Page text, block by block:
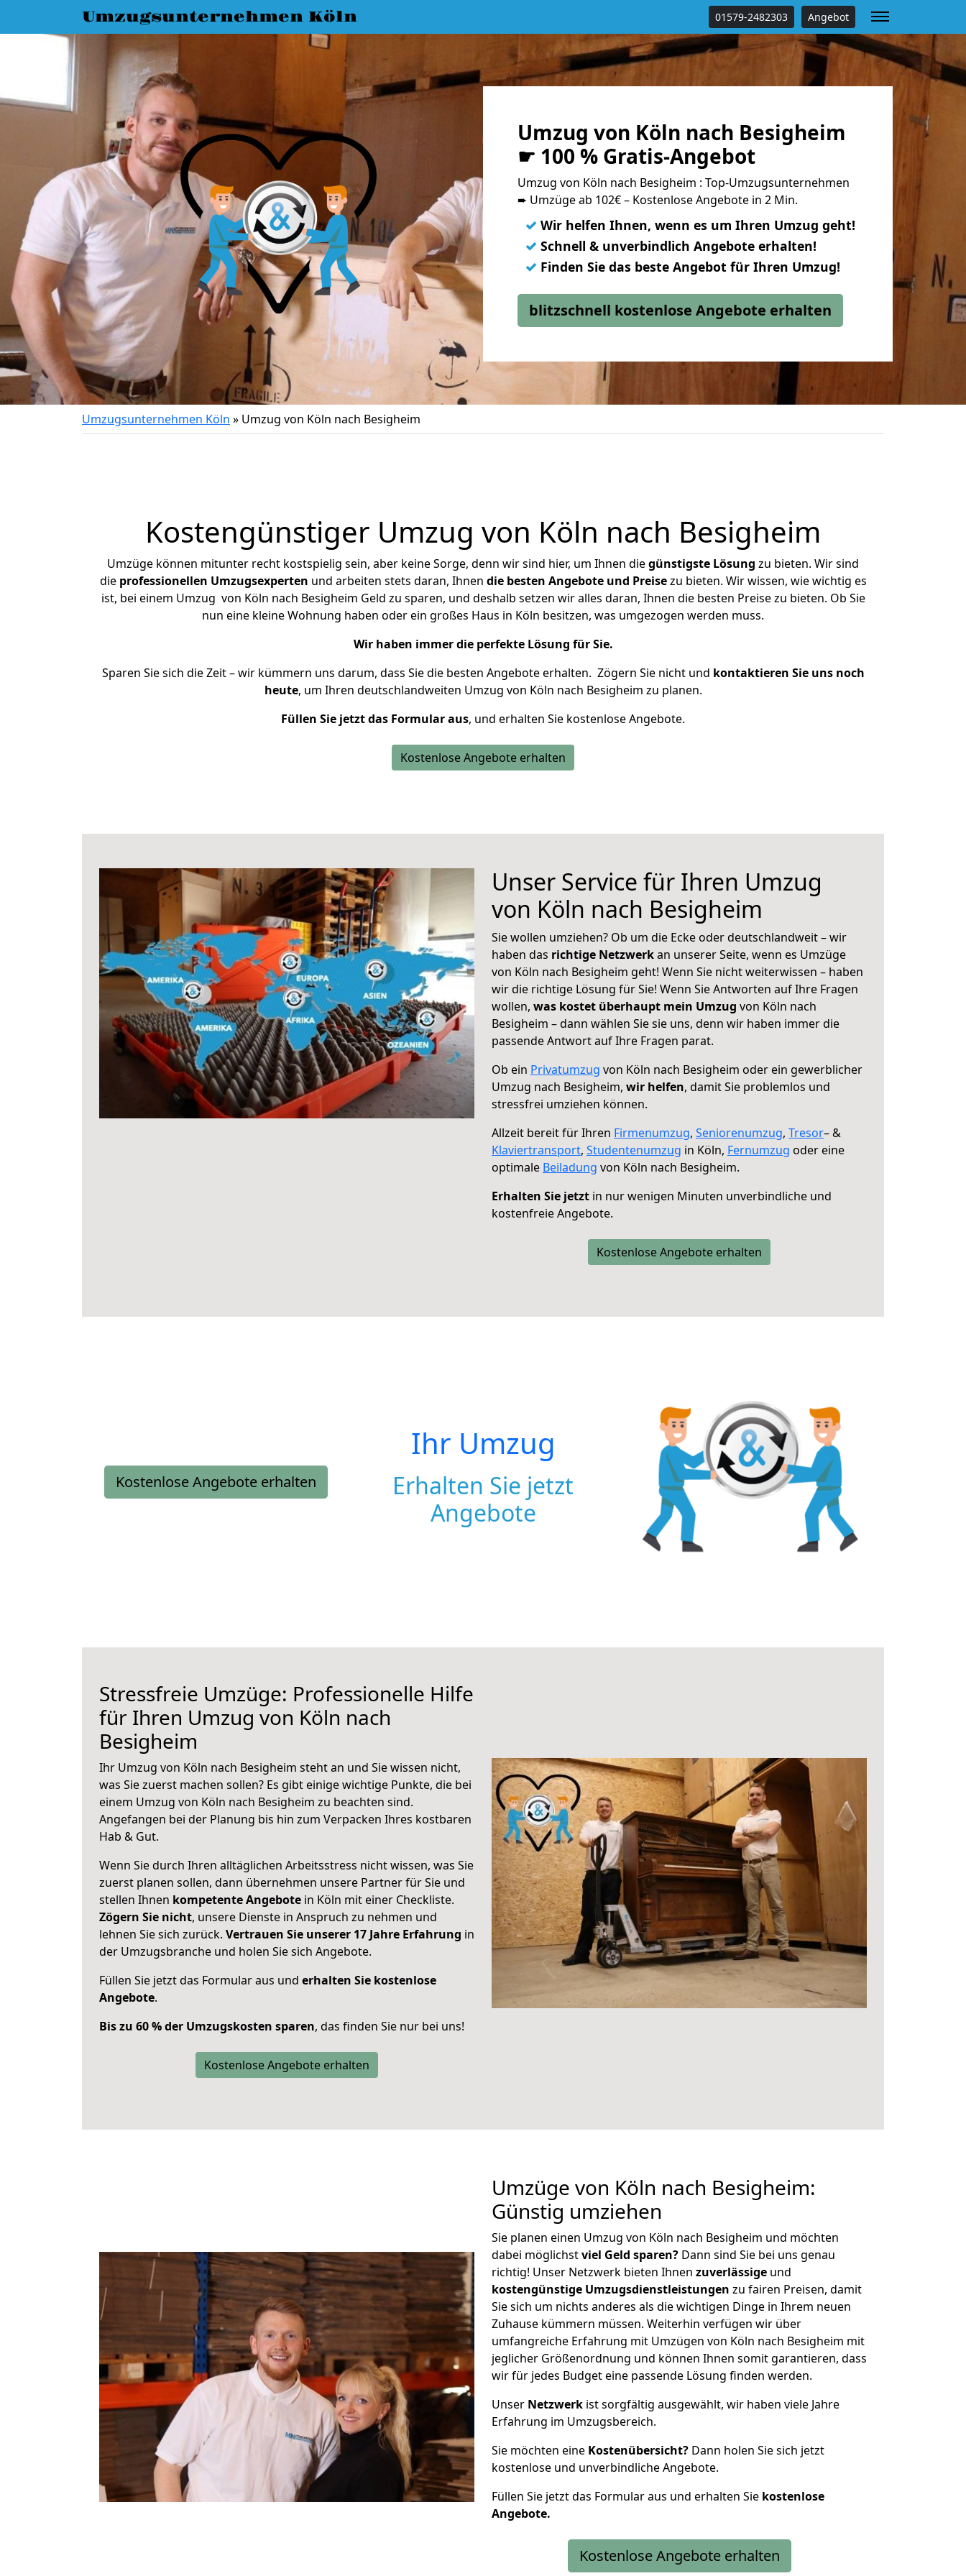
Umzugsunternehmen Köln 01579-2482303 Angebot
Umzug von Köln nach Besigheim
☛ 100 % Gratis-Angebot
Umzug von Köln nach Besigheim : Top-Umzugsunternehmen
➨ Umzüge ab 102€ – Kostenlose Angebote in 2 Min.
✓ Wir helfen Ihnen, wenn es um Ihren Umzug geht!
✓ Schnell & unverbindlich Angebote erhalten!
✓ Finden Sie das beste Angebot für Ihren Umzug!
blitzschnell kostenlose Angebote erhalten
Umzugsunternehmen Köln » Umzug von Köln nach Besigheim
Kostengünstiger Umzug von Köln nach Besigheim
Umzüge können mitunter recht kostspielig sein, aber keine Sorge, denn wir sind hier, um Ihnen diegünstigste Lösung zu bieten. Wir sind
die professionellen Umzugsexperten und arbeiten stets daran, Ihnen die besten Angebote und Preisezu bieten. Wir wissen, wie wichtig es
ist, bei einem Umzug von Köln nach Besigheim Geld zu sparen, und deshalb setzen wir alles daran, Ihnen die besten Preise zu bieten. Ob Sie
nun eine kleine Wohnung haben oder ein großes Haus in Köln besitzen, was umgezogen werden muss.
Wir haben immer die perfekte Lösung für Sie.
Sparen Sie sich die Zeit – wir kümmern uns darum, dass Sie die besten Angebote erhalten. Zögern Sie nicht und kontaktieren Sie uns noch
heute, um Ihren deutschlandweiten Umzug von Köln nach Besigheim zu planen.
Füllen Sie jetzt das Formular aus, und erhalten Sie kostenlose Angebote.
Kostenlose Angebote erhalten
Unser Service für Ihren Umzug
von Köln nach Besigheim
Sie wollen umziehen? Ob um die Ecke oder deutschlandweit – wir
haben das richtige Netzwerkan unserer Seite, wenn es Umzüge
von Köln nach Besigheim geht! Wenn Sie nicht weiterwissen – haben
wir die richtige Lösung für Sie! Wenn Sie Antworten auf Ihre Fragen
wollen, was kostet überhaupt mein Umzug von Köln nach
Besigheim – dann wählen Sie sie uns, denn wir haben immer die
passende Antwort auf Ihre Fragen parat.
Ob ein Privatumzug von Köln nach Besigheim oder ein gewerblicher
Umzug nach Besigheim, wir helfen, damit Sie problemlos und
stressfrei umziehen können.
Allzeit bereit für Ihren Firmenumzug, Seniorenumzug, Tresor– &
Klaviertransport, Studentenumzug in Köln, Fernumzug oder eine
optimale Beiladung von Köln nach Besigheim.
Erhalten Sie jetzt in nur wenigen Minuten unverbindliche und
kostenfreie Angebote.
Kostenlose Angebote erhalten
Kostenlose Angebote erhalten
Ihr Umzug
Erhalten Sie jetzt
Angebote
Stressfreie Umzüge: Professionelle Hilfe
für Ihren Umzug von Köln nach
Besigheim
Ihr Umzug von Köln nach Besigheim steht an und Sie wissen nicht,
was Sie zuerst machen sollen? Es gibt einige wichtige Punkte, die bei
einem Umzug von Köln nach Besigheim zu beachten sind.
Angefangen bei der Planung bis hin zum Verpacken Ihres kostbaren
Hab & Gut.
Wenn Sie durch Ihren alltäglichen Arbeitsstress nicht wissen, was Sie
zuerst planen sollen, dann übernehmen unsere Partner für Sie und
stellen Ihnen kompetente Angebote in Köln mit einer Checkliste.
Zögern Sie nicht, unsere Dienste in Anspruch zu nehmen und
lehnen Sie sich zurück. Vertrauen Sie unserer 17 Jahre Erfahrung in
der Umzugsbranche und holen Sie sich Angebote.
Füllen Sie jetzt das Formular aus und erhalten Sie kostenlose
Angebote.
Bis zu 60 % der Umzugskosten sparen, das finden Sie nur bei uns!
Kostenlose Angebote erhalten
Umzüge von Köln nach Besigheim:
Günstig umziehen
Sie planen einen Umzug von Köln nach Besigheim und möchten
dabei möglichstviel Geld sparen? Dann sind Sie bei uns genau
richtig! Unser Netzwerk bieten Ihnen zuverlässige und
kostengünstige Umzugsdienstleistungen zu fairen Preisen, damit
Sie sich um nichts anderes als die wichtigen Dinge in Ihrem neuen
Zuhause kümmern müssen. Weiterhin verfügen wir über
umfangreiche Erfahrung mit Umzügen von Köln nach Besigheim mit
jeglicher Größenordnung und können Ihnen somit garantieren, dass
wir für jedes Budget eine passende Lösung finden werden.
Unser Netzwerk ist sorgfältig ausgewählt, wir haben viele Jahre
Erfahrung im Umzugsbereich.
Sie möchten eine Kostenübersicht? Dann holen Sie sich jetzt
kostenlose und unverbindliche Angebote.
Füllen Sie jetzt das Formular aus und erhalten Sie kostenlose
Angebote.
Kostenlose Angebote erhalten